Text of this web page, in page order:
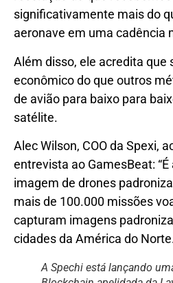
significativamente mais do
aeronave em uma cadência
Além disso, ele acredita que
econômico do que outros
de avião para baixo para
satélite.
Alec Wilson, COO da Spexi,
entrevista ao GamesBeat:
imagem de drones
mais de 100.000 missões
capturam imagens
cidades da América do
A Spechi está lançando